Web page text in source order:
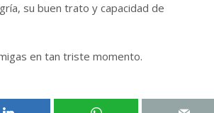
su buen trato y capacidad de
en tan triste momento.